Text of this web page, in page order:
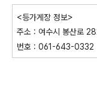
<등가게장 정보>
주소 : 여수시 봉산로
번호 : 061-643-0332